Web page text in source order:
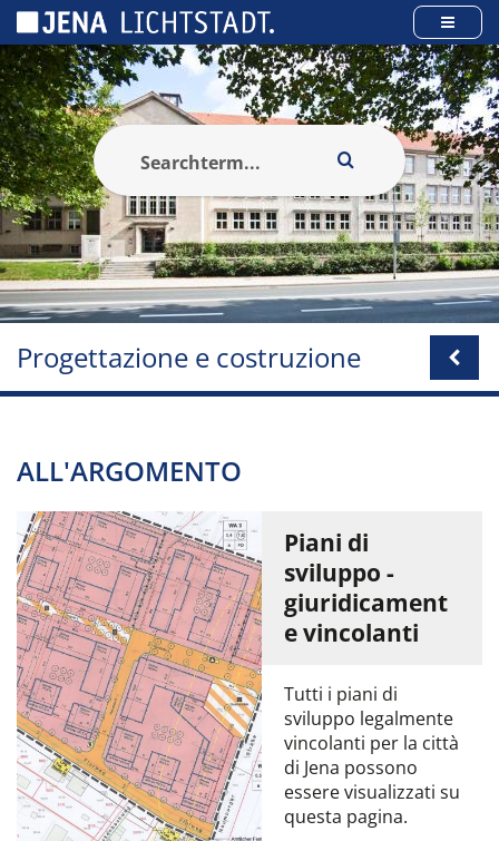
Progettazione e costruzione
ALL'ARGOMENTO
Piani di
sviluppo -
giuridicament
e vincolanti
Tutti i piani di
sviluppo legalmente
vincolanti per la città
di Jena possono
essere visualizzati su
questa pagina.
Pannello di gestione dei cookies